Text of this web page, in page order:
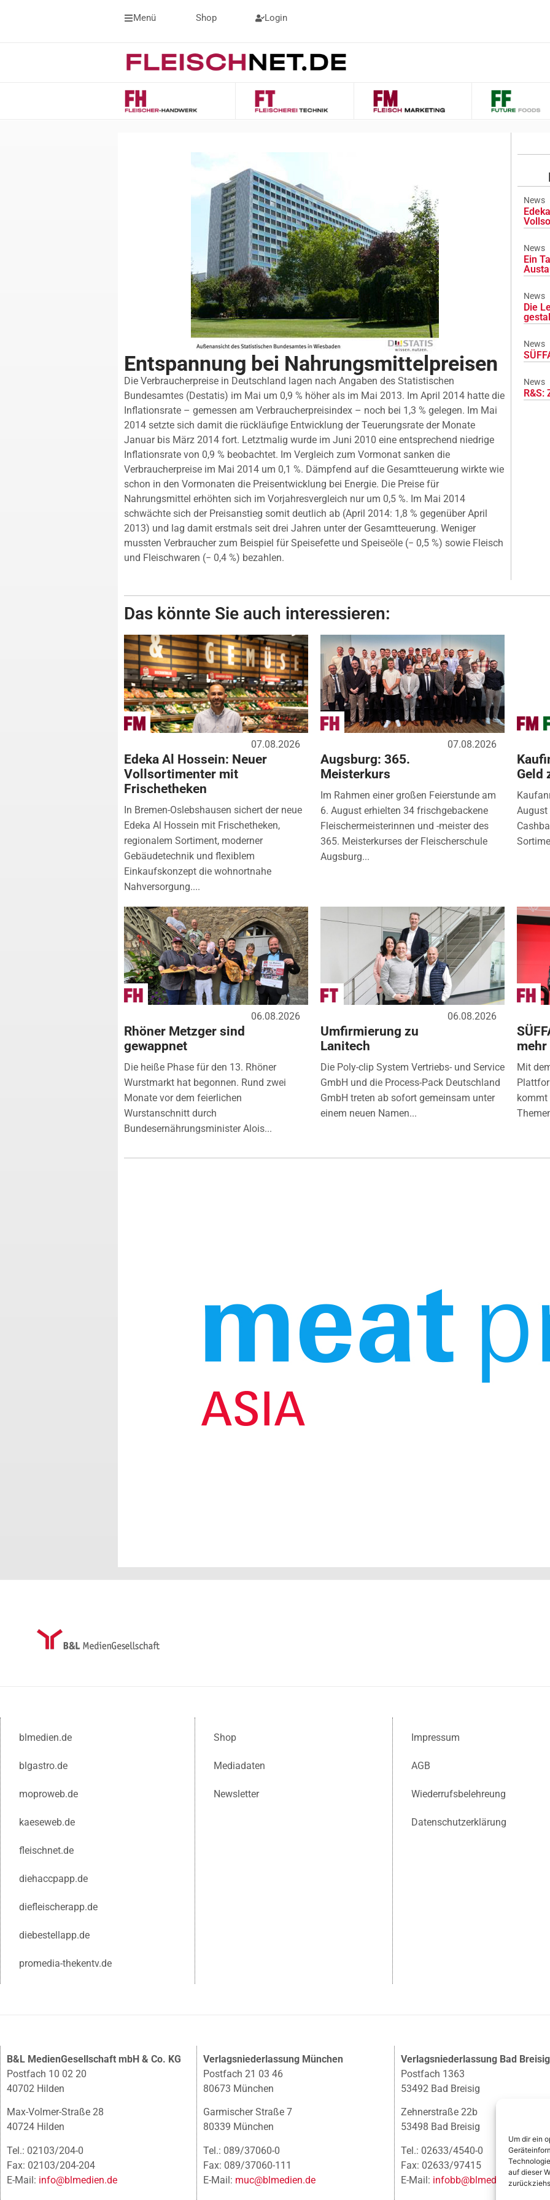
Um dir ein
auf dieser
Menü Shop Login
Entspannung bei Nahrungsmittelpreisen
Die Verbraucherpreise in Deutschland lagen nach Angaben des Statistischen
Bundesamtes (Destatis) im Mai um 0,9 % höher als im Mai 2013. Im April 2014 hatte die
Inflationsrate – gemessen am Verbraucherpreisindex – noch bei 1,3 % gelegen. Im Mai
2014 setzte sich damit die rückläufige Entwicklung der Teuerungsrate der Monate
Januar bis März 2014 fort. Letztmalig wurde im Juni 2010 eine entsprechend niedrige
Inflationsrate von 0,9 % beobachtet. Im Vergleich zum Vormonat sanken die
Verbraucherpreise im Mai 2014 um 0,1 %. Dämpfend auf die Gesamtteuerung wirkte wie
schon in den Vormonaten die Preisentwicklung bei Energie. Die Preise für
Nahrungsmittel erhöhten sich im Vorjahresvergleich nur um 0,5 %. Im Mai 2014
schwächte sich der Preisanstieg somit deutlich ab (April 2014: 1,8 % gegenüber April
2013) und lag damit erstmals seit drei Jahren unter der Gesamtteuerung. Weniger
mussten Verbraucher zum Beispiel für Speisefette und Speiseöle (− 0,5 %) sowie Fleisch
und Fleischwaren (− 0,4 %) bezahlen.
News
News
Ein
News
Die
News
News
R&S:
Das könnte Sie auch interessieren:
07.08.2026
Edeka Al Hossein: Neuer
Vollsortimenter mit
Frischetheken
In Bremen-Oslebshausen sichert der neue
Edeka Al Hossein mit Frischetheken,
regionalem Sortiment, moderner
Gebäudetechnik und flexiblem
Einkaufskonzept die wohnortnahe
Nahversorgung....
07.08.2026
Augsburg: 365.
Meisterkurs
Im Rahmen einer großen Feierstunde am
6. August erhielten 34 frischgebackene
Fleischermeisterinnen und -meister des
365. Meisterkurses der Fleischerschule
Augsburg...
Geld
August
06.08.2026
Rhöner Metzger sind
gewappnet
Die heiße Phase für den 13. Rhöner
Wurstmarkt hat begonnen. Rund zwei
Monate vor dem feierlichen
Wurstanschnitt durch
Bundesernährungsminister Alois...
06.08.2026
Umfirmierung zu
Lanitech
Die Poly-clip System Vertriebs- und Service
GmbH und die Process-Pack Deutschland
GmbH treten ab sofort gemeinsam unter
einem neuen Namen...
mehr
Mit
kommt
blmedien.de
blgastro.de
moproweb.de
kaeseweb.de
fleischnet.de
diehaccpapp.de
diefleischerapp.de
diebestellapp.de
promedia-thekentv.de
Shop
Mediadaten
Newsletter
Impressum
AGB
Wiederrufsbelehreung
Datenschutzerklärung
B&L MedienGesellschaft mbH & Co. KG
Postfach 10 02 20
40702 Hilden
Max-Volmer-Straße 28
40724 Hilden
Tel.: 02103/204-0
Fax: 02103/204-204
E-Mail: info@blmedien.de
Verlagsniederlassung München
Postfach 21 03 46
80673 München
Garmischer Straße 7
80339 München
Tel.: 089/37060-0
Fax: 089/37060-111
E-Mail: muc@blmedien.de
Verlagsniederlassung Bad Breisig
Postfach 1363
53492 Bad Breisig
Zehnerstraße 22b
53498 Bad Breisig
Tel.: 02633/4540-0
Fax: 02633/97415
E-Mail: infobb@blmedien.de